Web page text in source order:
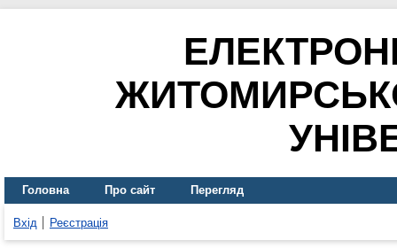
Головна Про сайт Перегляд
Вхід Реєстрація